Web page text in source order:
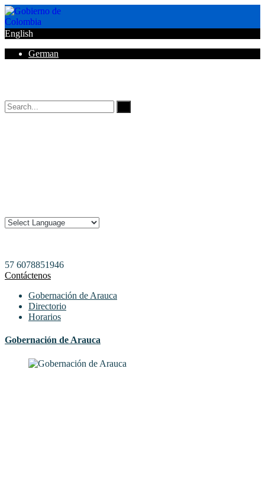
English
German
57 6078851946
Contáctenos
Gobernación de Arauca
Directorio
Horarios
Gobernación de Arauca